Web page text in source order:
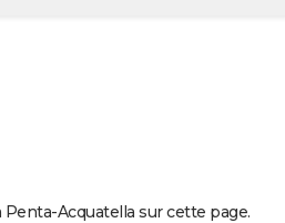
Acquatella sur cette page.